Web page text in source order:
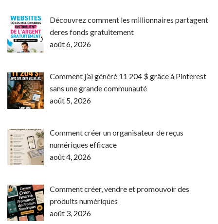
Découvrez comment les millionnaires partagent
deres fonds gratuitement
août 6, 2026
Comment j’ai généré 11 204 $ grâce à Pinterest
sans une grande communauté
août 5, 2026
Comment créer un organisateur de reçus
numériques efficace
août 4, 2026
Comment créer, vendre et promouvoir des
produits numériques
août 3, 2026